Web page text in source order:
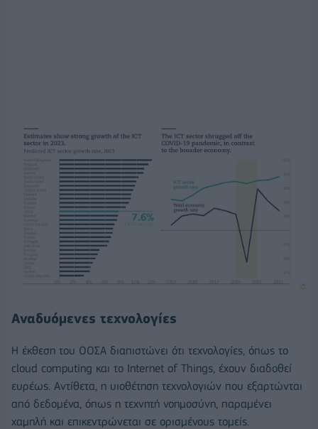
Αναδυόμενες τεχνολογίες
Η έκθεση του ΟΟΣΑ διαπιστώνει ότι τεχνολογίες, όπως το
cloud computing και το Internet of Things, έχουν διαδοθεί
ευρέως. Αντίθετα, η υιοθέτηση τεχνολογιών που εξαρτώνται
από δεδομένα, όπως η τεχνητή νοημοσύνη, παραμένει
χαμηλή και επικεντρώνεται σε ορισμένους τομείς.